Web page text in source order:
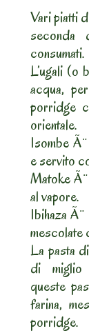
Vari piatti
seconda
consumati.
L’ugali (o
acqua,
porridge
orientale.
Isombe
e servito
Matoke
al vapore.
Ibihaza
mescolate
La pasta
di miglio
queste
farina,
porridge.